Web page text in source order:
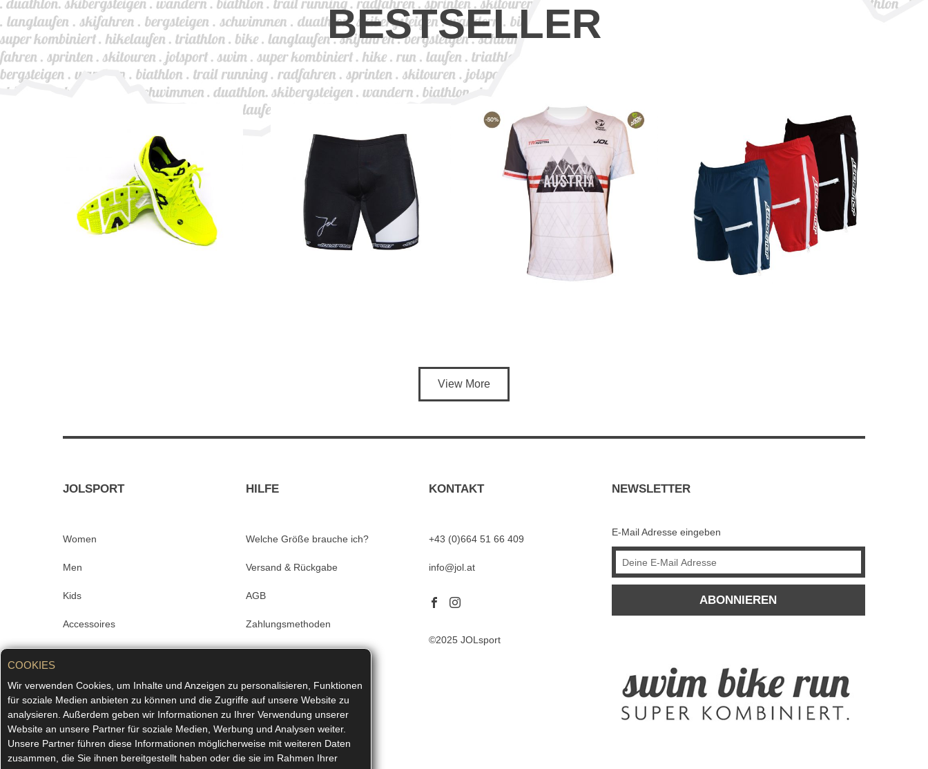
COOKIES
Wir verwenden Cookies, um Inhalte und Anzeigen zu personalisieren, Funktionen
für soziale Medien anbieten zu können und die Zugriffe auf unsere Website zu
analysieren. Außerdem geben wir Informationen zu Ihrer Verwendung unserer
Website an unsere Partner für soziale Medien, Werbung und Analysen weiter.
Unsere Partner führen diese Informationen möglicherweise mit weiteren Daten
zusammen, die Sie ihnen bereitgestellt haben oder die sie im Rahmen Ihrer
BESTSELLER
View More
JOLSPORT
Women
Men
Kids
Accessoires
Sale
Merchandise
#superkombiniert
HILFE
Welche Größe brauche ich?
Versand & Rückgabe
AGB
Zahlungsmethoden
Impressum
Datenschutz
FAQ
KONTAKT
+43 (0)664 51 66 409
info@jol.at
©2025 JOLsport
NEWSLETTER
E-Mail Adresse eingeben
ABONNIEREN